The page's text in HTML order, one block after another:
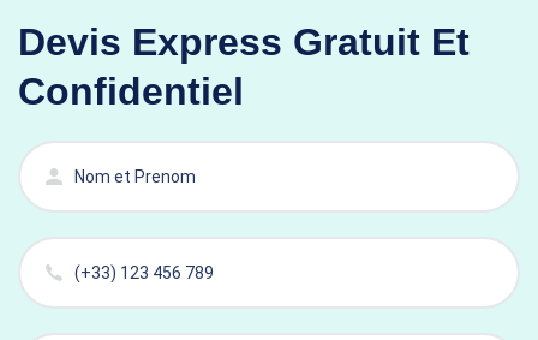
Devis Express Gratuit Et
Confidentiel